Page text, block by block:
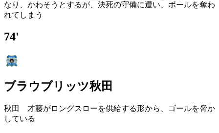
なり、かわそうとするが、決死の守備に遭い、ボールを奪わ
れてしまう
74'
ブラウブリッツ秋田
秋田 才藤がロングスローを供給する形から、ゴールを脅か
している